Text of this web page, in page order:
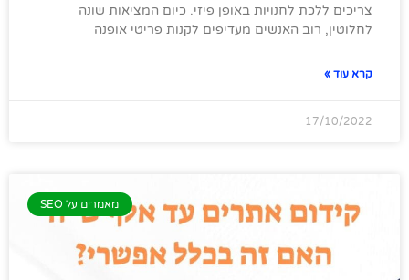
צריכים ללכת לחנויות באופן פיזי. כיום המציאות שונה
לחלוטין, רוב האנשים מעדיפים לקנות פריטי אופנה
קרא עוד »
17/10/2022
מאמרים על SEO